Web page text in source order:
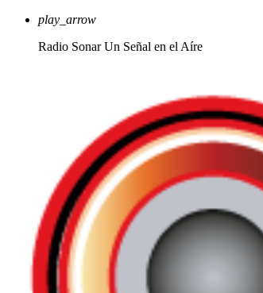
play_arrow
Radio Sonar Un Señal en el Aíre